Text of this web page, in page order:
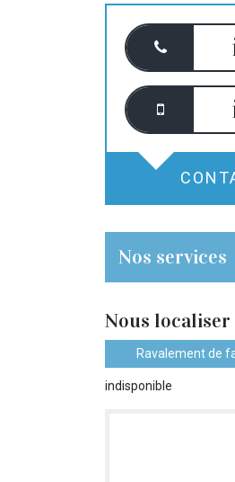
Nos services
Nous localiser
Ravalement de
indisponible